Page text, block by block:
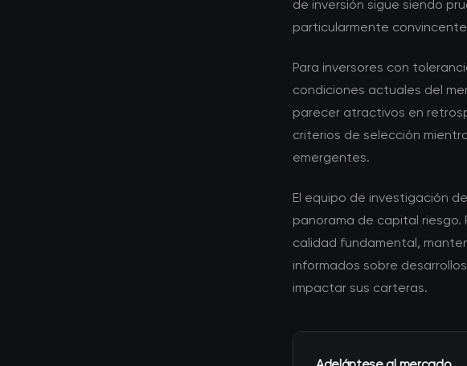
de inversión sigue siendo
particularmente
Para inversores con
condiciones actuales del
parecer atractivos en
criterios de selección
emergentes.
El equipo de investigación
panorama de capital riesgo.
calidad fundamental,
informados sobre
impactar sus carteras.